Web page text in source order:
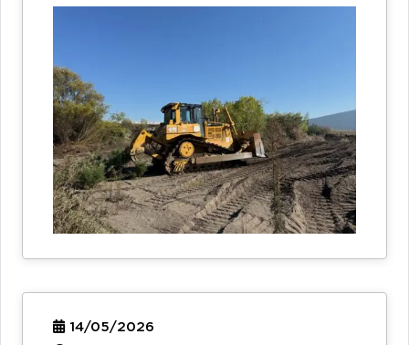
14/05/2026